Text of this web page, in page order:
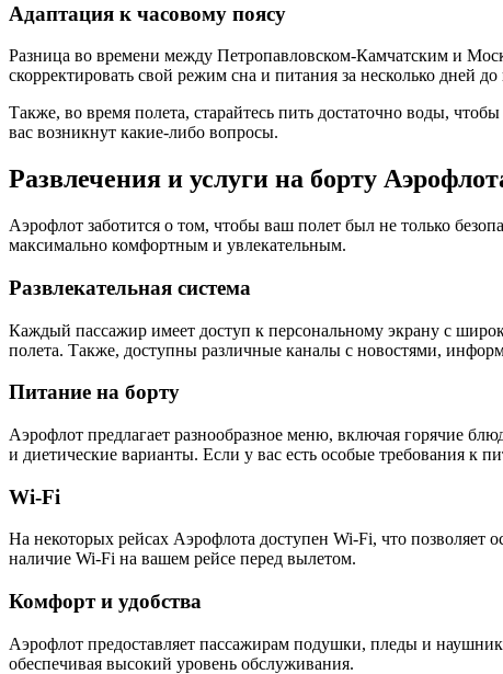
Адаптация к часовому поясу
Разница во времени между Петропавловском-Камчатским и
скорректировать свой режим сна и питания за несколько дней
Также, во время полета, старайтесь пить достаточно воды,
вас возникнут какие-либо вопросы.
Развлечения и услуги на борту
Аэрофлот заботится о том, чтобы ваш полет был не только
максимально комфортным и увлекательным.
Развлекательная система
Каждый пассажир имеет доступ к персональному экрану с
полета. Также, доступны различные каналы с новостями,
Питание на борту
Аэрофлот предлагает разнообразное меню, включая горячие
и диетические варианты. Если у вас есть особые требования к
Wi-Fi
На некоторых рейсах Аэрофлота доступен Wi-Fi, что позволяет
наличие Wi-Fi на вашем рейсе перед вылетом.
Комфорт и удобства
Аэрофлот предоставляет пассажирам подушки, пледы и
обеспечивая высокий уровень обслуживания.